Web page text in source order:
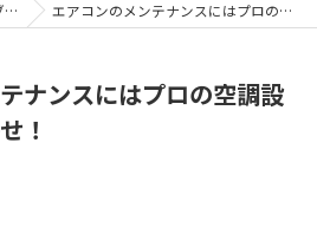
エアコンのメンテナンスにはプロの空調設備業者におまかせ！
ナンスにはプロの空調設
！